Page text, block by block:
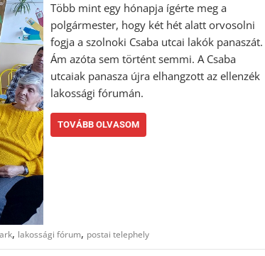
Több mint egy hónapja ígérte meg a
polgármester, hogy két hét alatt orvosolni
fogja a szolnoki Csaba utcai lakók panaszát.
Ám azóta sem történt semmi. A Csaba
utcaiak panasza újra elhangzott az ellenzék
lakossági fórumán.
TOVÁBB OLVASOM
, lakossági fórum, postai telephely